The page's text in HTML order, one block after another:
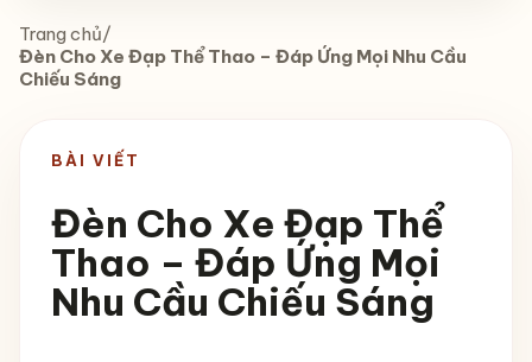
Trang chủ/
Đèn Cho Xe Đạp Thể Thao – Đáp Ứng Mọi Nhu Cầu
Chiếu Sáng
BÀI VIẾT
Đèn Cho Xe Đạp Thể
Thao – Đáp Ứng Mọi
Nhu Cầu Chiếu Sáng